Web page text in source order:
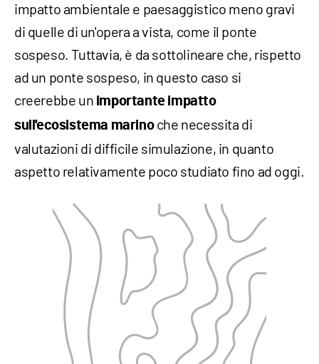
impatto ambientale e paesaggistico meno gravi
di quelle di un'opera a vista, come il ponte
sospeso. Tuttavia, è da sottolineare che, rispetto
ad un ponte sospeso, in questo caso si
creerebbe un importante impatto
sull'ecosistema marinoche necessita di
valutazioni di difficile simulazione, in quanto
aspetto relativamente poco studiato fino ad oggi.